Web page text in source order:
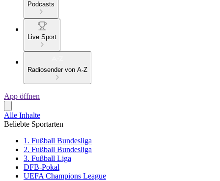
Podcasts
Live Sport
Radiosender von A-Z
App öffnen
Alle Inhalte
Beliebte Sportarten
1. Fußball Bundesliga
2. Fußball Bundesliga
3. Fußball Liga
DFB-Pokal
UEFA Champions League